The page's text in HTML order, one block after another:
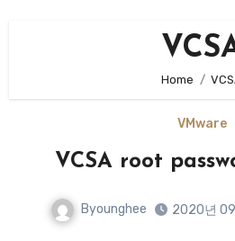
Home
VMware
VCSA root
Byounghee 2020년